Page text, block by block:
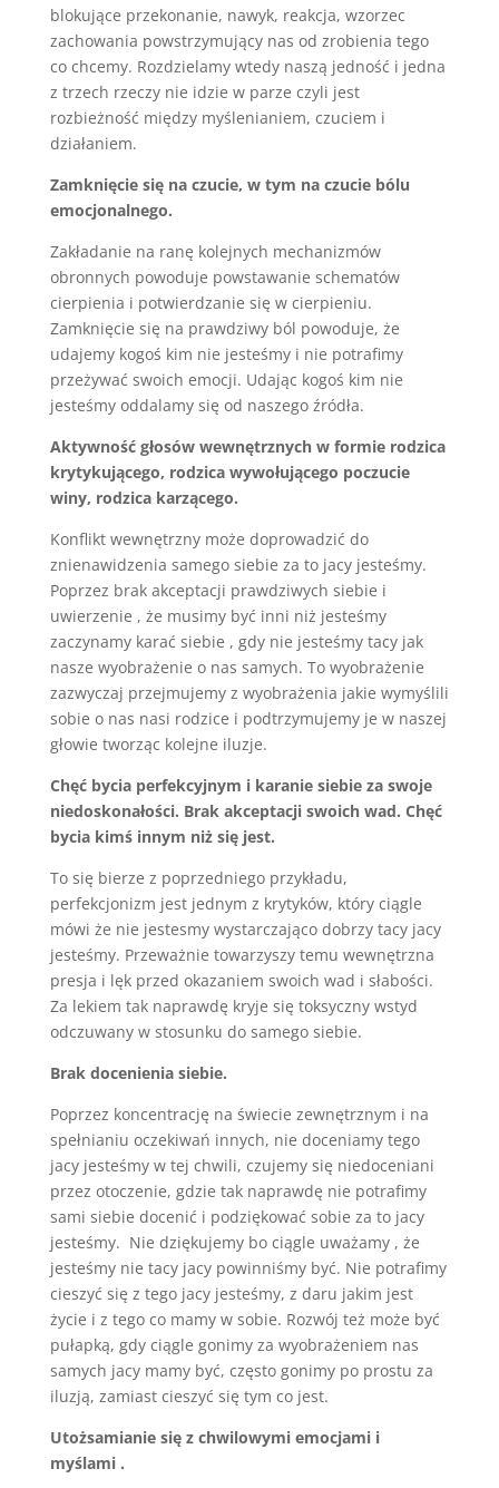
blokujące przekonanie, nawyk, reakcja, wzorzec
zachowania powstrzymujący nas od zrobienia tego
co chcemy. Rozdzielamy wtedy naszą jedność i jedna
z trzech rzeczy nie idzie w parze czyli jest
rozbieżność między myślenianiem, czuciem i
działaniem.
Zamknięcie się na czucie, w tym na czucie bólu
emocjonalnego.
Zakładanie na ranę kolejnych mechanizmów
obronnych powoduje powstawanie schematów
cierpienia i potwierdzanie się w cierpieniu.
Zamknięcie się na prawdziwy ból powoduje, że
udajemy kogoś kim nie jesteśmy i nie potrafimy
przeżywać swoich emocji. Udając kogoś kim nie
jesteśmy oddalamy się od naszego źródła.
Aktywność głosów wewnętrznych w formie rodzica
krytykującego, rodzica wywołującego poczucie
winy, rodzica karzącego.
Konflikt wewnętrzny może doprowadzić do
znienawidzenia samego siebie za to jacy jesteśmy.
Poprzez brak akceptacji prawdziwych siebie i
uwierzenie , że musimy być inni niż jesteśmy
zaczynamy karać siebie , gdy nie jesteśmy tacy jak
nasze wyobrażenie o nas samych. To wyobrażenie
zazwyczaj przejmujemy z wyobrażenia jakie wymyślili
sobie o nas nasi rodzice i podtrzymujemy je w naszej
głowie tworząc kolejne iluzje.
Chęć bycia perfekcyjnym i karanie siebie za swoje
niedoskonałości. Brak akceptacji swoich wad. Chęć
bycia kimś innym niż się jest.
To się bierze z poprzedniego przykładu,
perfekcjonizm jest jednym z krytyków, który ciągle
mówi że nie jestesmy wystarczająco dobrzy tacy jacy
jesteśmy. Przeważnie towarzyszy temu wewnętrzna
presja i lęk przed okazaniem swoich wad i słabości.
Za lekiem tak naprawdę kryje się toksyczny wstyd
odczuwany w stosunku do samego siebie.
Brak docenienia siebie.
Poprzez koncentrację na świecie zewnętrznym i na
spełnianiu oczekiwań innych, nie doceniamy tego
jacy jesteśmy w tej chwili, czujemy się niedoceniani
przez otoczenie, gdzie tak naprawdę nie potrafimy
sami siebie docenić i podziękować sobie za to jacy
jesteśmy. Nie dziękujemy bo ciągle uważamy , że
jesteśmy nie tacy jacy powinniśmy być. Nie potrafimy
cieszyć się z tego jacy jesteśmy, z daru jakim jest
życie i z tego co mamy w sobie. Rozwój też może być
pułapką, gdy ciągle gonimy za wyobrażeniem nas
samych jacy mamy być, często gonimy po prostu za
iluzją, zamiast cieszyć się tym co jest.
Utożsamianie się z chwilowymi emocjami i
myślami .